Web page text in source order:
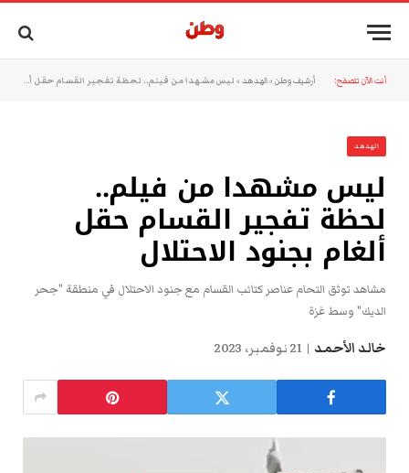
أنت الآن تتصفح: أرشيف وطن »الهدهد » ليس مشهدا من فيلم.. لحظة تفجير القسام حقل ألغام بجنود الاحتلال
الهدهد
ليس مشهدا من فيلم..
لحظة تفجير القسام حقل
ألغام بجنود الاحتلال
مشاهد توثق التحام عناصر كتائب القسام مع جنود الاحتلال في منطقة "جحر
الديك" وسط غزة
خالد الأحمد 21 نوفمبر، 2023